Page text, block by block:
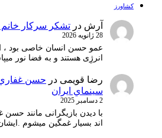
کشاورز
آرش در تشکر سرکار خانم
28 ژانویه 2026
عمو حسن انسان خاصی بود ،
انرژِی هستند و به فضا نور
رضا قویمی در
سينماي ايران
2 دسامبر 2025
با دیدن بازیگرانی مانند
اند بسیار غمگین میشوم